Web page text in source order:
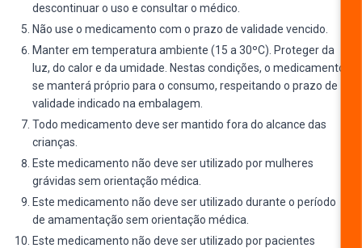
descontinuar o uso e consultar o médico.
Não use o medicamento com o prazo de validade vencido.
Manter em temperatura ambiente (15 a 30ºC). Proteger da
luz, do calor e da umidade. Nestas condições, o medicamento
se manterá próprio para o consumo, respeitando o prazo de
validade indicado na embalagem.
Todo medicamento deve ser mantido fora do alcance das
crianças.
Este medicamento não deve ser utilizado por mulheres
grávidas sem orientação médica.
Este medicamento não deve ser utilizado durante o período
de amamentação sem orientação médica.
Este medicamento não deve ser utilizado por pacientes